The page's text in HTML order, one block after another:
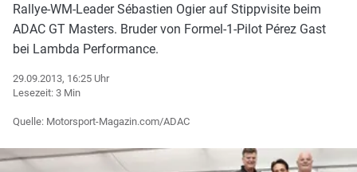
Rallye-WM-Leader Sébastien Ogier auf Stippvisite beim
ADAC GT Masters. Bruder von Formel-1-Pilot Pérez Gast
bei Lambda Performance.
29.09.2013, 16:25 Uhr
Lesezeit: 3 Min
Quelle: Motorsport-Magazin.com/ADAC